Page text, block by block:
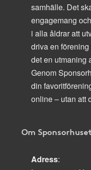
samhälle. Det
engagemang
i alla åldrar att
driva en
det en utmaning
Genom
din
online – utan att
Om
Adress: